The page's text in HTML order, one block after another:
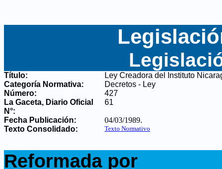
Título:
Ley Creadora del Instituto
Categoría Normativa:
Decretos - Ley
Número:
427
La Gaceta, Diario Oficial
N°:
61
Fecha Publicación: 04/03/1989.
Texto Consolidado:
Texto Normativo
Reformada por